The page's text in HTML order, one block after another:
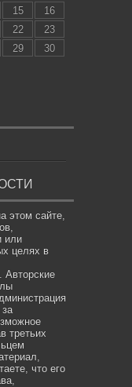
15
16
22
23
29
30
этом сайте,
или
целях в
Авторские
третьих
что его